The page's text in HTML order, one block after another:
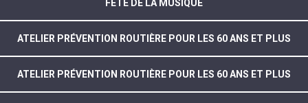
FÊTE DE LA MUSIQUE
ATELIER PRÉVENTION ROUTIÈRE POUR LES 60 ANS ET PLUS
ATELIER PRÉVENTION ROUTIÈRE POUR LES 60 ANS ET PLUS